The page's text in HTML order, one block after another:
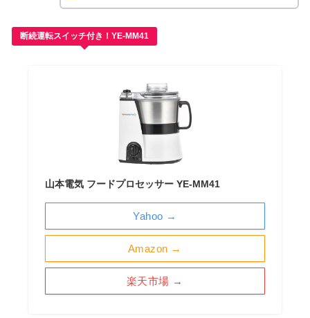
断続運転スイッチ付き！YE-MM41
山本電気 フードプロセッサー YE-MM41
Amazon →
楽天市場 →
Yahoo →